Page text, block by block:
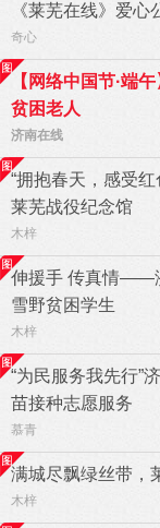
《莱芜在线》爱心
奇心
【网络中国节·端
贫困老人
济南在线
“拥抱春天，感受
莱芜战役纪念馆
木梓
伸援手 传真情——
雪野贫困学生
木梓
“为民服务我先行”
苗接种志愿服务
慕青
满城尽飘绿丝带，
木梓